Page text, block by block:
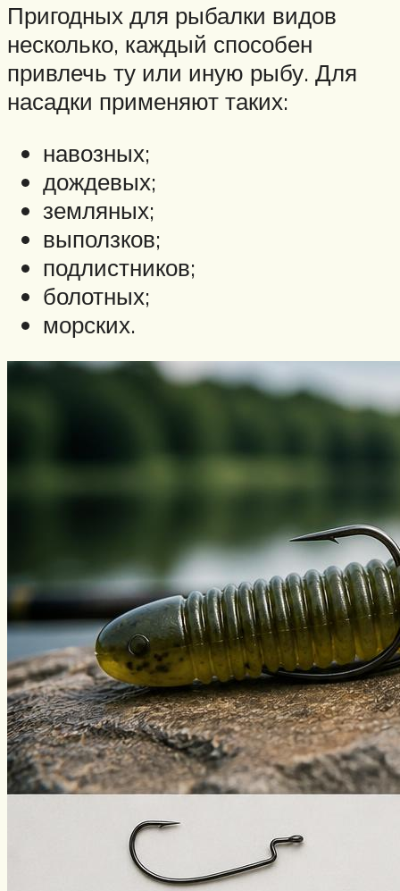
Пригодных для рыбалки видов
несколько, каждый способен
привлечь ту или иную рыбу. Для
насадки применяют таких:
навозных;
дождевых;
земляных;
выползков;
подлистников;
болотных;
морских.